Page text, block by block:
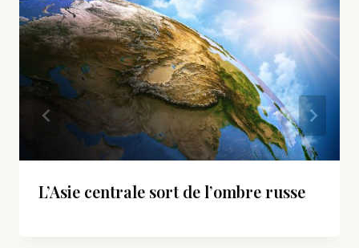
L’Asie centrale sort de l’ombre russe